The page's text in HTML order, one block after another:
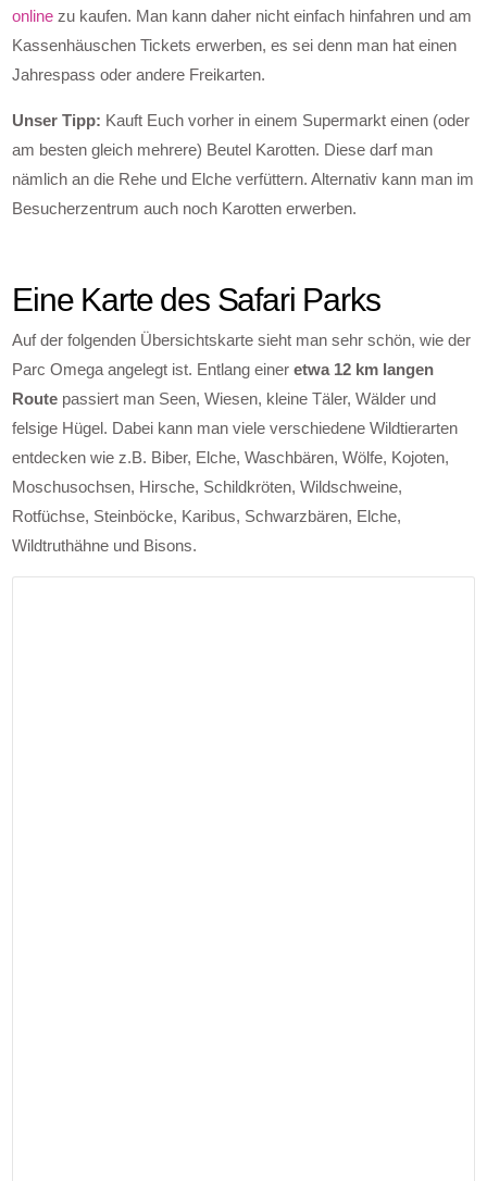
online zu kaufen. Man kann daher nicht einfach hinfahren und am
Kassenhäuschen Tickets erwerben, es sei denn man hat einen
Jahrespass oder andere Freikarten.
Unser Tipp: Kauft Euch vorher in einem Supermarkt einen (oder
am besten gleich mehrere) Beutel Karotten. Diese darf man
nämlich an die Rehe und Elche verfüttern. Alternativ kann man im
Besucherzentrum auch noch Karotten erwerben.
Eine Karte des Safari Parks
Auf der folgenden Übersichtskarte sieht man sehr schön, wie der
Parc Omega angelegt ist. Entlang eineretwa 12 km langen
Route passiert man Seen, Wiesen, kleine Täler, Wälder und
felsige Hügel. Dabei kann man viele verschiedene Wildtierarten
entdecken wie z.B. Biber, Elche, Waschbären, Wölfe, Kojoten,
Moschusochsen, Hirsche, Schildkröten, Wildschweine,
Rotfüchse, Steinböcke, Karibus, Schwarzbären, Elche,
Wildtruthähne und Bisons.